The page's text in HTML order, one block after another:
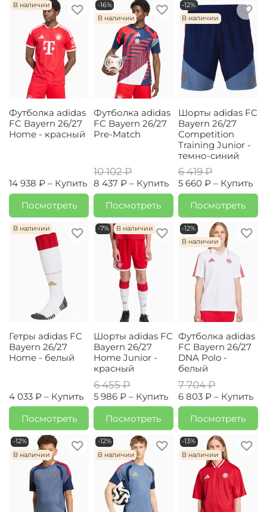
В наличии
Футболка adidas
FC Bayern 26/27
Home - красный
14 938 ₽ – Купить
Посмотреть
-16%
В наличии
Футболка adidas
FC Bayern 26/27
Pre-Match
10 102 ₽
8 437 ₽ – Купить
Посмотреть
-12%
В наличии
Шорты adidas FC
Bayern 26/27
Competition
Training Junior -
темно-синий
6 419 ₽
5 660 ₽ – Купить
Посмотреть
В наличии
Гетры adidas FC
Bayern 26/27
Home - белый
4 033 ₽ – Купить
Посмотреть
-7% В наличии
Шорты adidas FC
Bayern 26/27
Home Junior -
красный
6 455 ₽
5 986 ₽ – Купить
Посмотреть
-12%
В наличии
Футболка adidas
FC Bayern 26/27
DNA Polo -
белый
7 704 ₽
6 803 ₽ – Купить
Посмотреть
-12%
В наличии
-12%
В наличии
-13%
В наличии